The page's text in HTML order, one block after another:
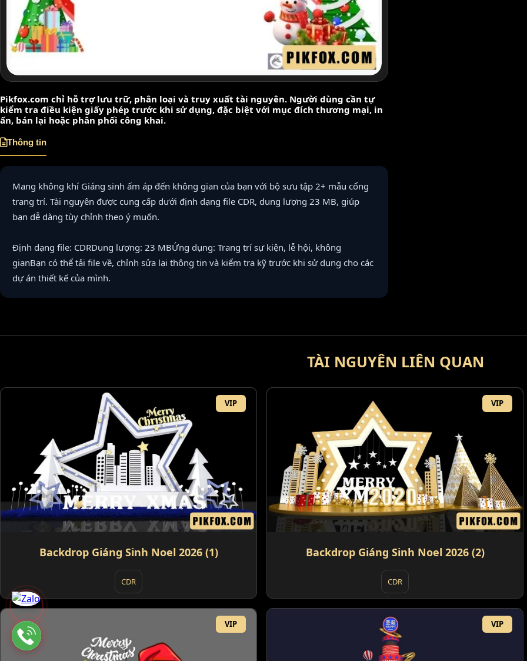
Pikfox.com chỉ hỗ trợ lưu trữ, phân loại và truy xuất tài nguyên. Người dùng cần tự
kiểm tra điều kiện giấy phép trước khi sử dụng, đặc biệt với mục đích thương mại, in
ấn, bán lại hoặc phân phối công khai.
Thông tin
Mang không khí Giáng sinh ấm áp đến không gian của bạn với bộ sưu tập 2+ mẫu cổng
trang trí. Tài nguyên được cung cấp dưới định dạng file CDR, dung lượng 23 MB, giúp
bạn dễ dàng tùy chỉnh theo ý muốn.
Định dạng file: CDRDung lượng: 23 MBỨng dụng: Trang trí sự kiện, lễ hội, không
gianBạn có thể tải file về, chỉnh sửa lại thông tin và kiểm tra kỹ trước khi sử dụng cho các
dự án thiết kế của mình.
TÀI NGUYÊN LIÊN QUAN
VIP
Backdrop Giáng Sinh Noel 2026 (1)
CDR
VIP
Backdrop Giáng Sinh Noel 2026 (2)
CDR
VIP VIP